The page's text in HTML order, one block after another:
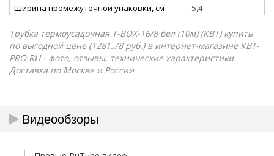
Ширина промежуточной упаковки, см
5,4
Трубка термоусадочная Т-BOX-16/8 бел (10м) (КВТ) купить
по выгодной цене (1281.78 руб.) в интернет-магазине КВТ-
PRO.RU - фото, отзывы, технические характеристики.
Доставка по Москве и России
Видеообзоры